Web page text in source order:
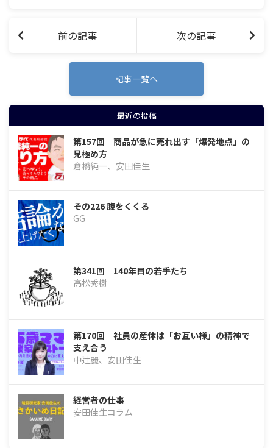
前の記事 次の記事
記事一覧へ
最近の投稿
第157回 商品が急に売れ出す「爆発地点」の
見極め方
倉橋純一、安田佳生
その226 腹をくくる
GG
第341回 140年目の若手たち
高松秀樹
第170回 社員の産休は「お互い様」の精神で
支え合う
中辻麗、安田佳生
経営者の仕事
安田佳生コラム